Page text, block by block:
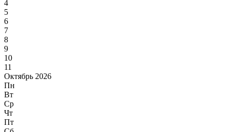
4
5
6
7
8
9
10
11
Октябрь 2026
Пн
Вт
Ср
Чт
Пт